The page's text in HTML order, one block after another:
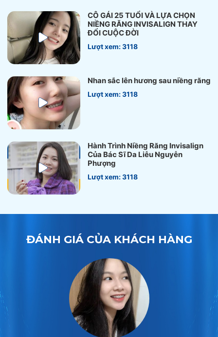
CÔ GÁI 25 TUỔI VÀ LỰA CHỌN
NIỀNG RĂNG INVISALIGN THAY
ĐỔI CUỘC ĐỜI
Lượt xem: 3118
Nhan sắc lên hương sau niềng răng
Lượt xem: 3118
Hành Trình Niềng Răng Invisalign
Của Bác Sĩ Da Liễu Nguyễn
Phượng
Lượt xem: 3118
ĐÁNH GIÁ CỦA KHÁCH HÀNG